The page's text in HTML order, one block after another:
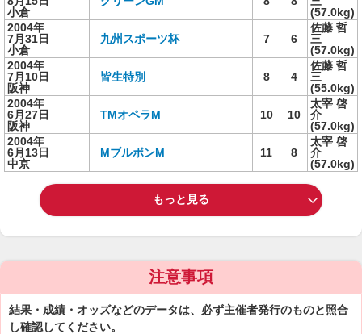
小倉
(57.0kg)
2004年
7月31日
小倉
九州スポーツ杯 7 6
佐藤 哲
三
(57.0kg)
2004年
7月10日
阪神
皆生特別 8 4
佐藤 哲
三
(55.0kg)
2004年
6月27日
阪神
TMオペラM 10 10
太宰 啓
介
(57.0kg)
2004年
6月13日
中京
MブルボンM 11 8
太宰 啓
介
(57.0kg)
もっと見る
注意事項
結果・成績・オッズなどのデータは、必ず主催者発行のものと照合
し確認してください。